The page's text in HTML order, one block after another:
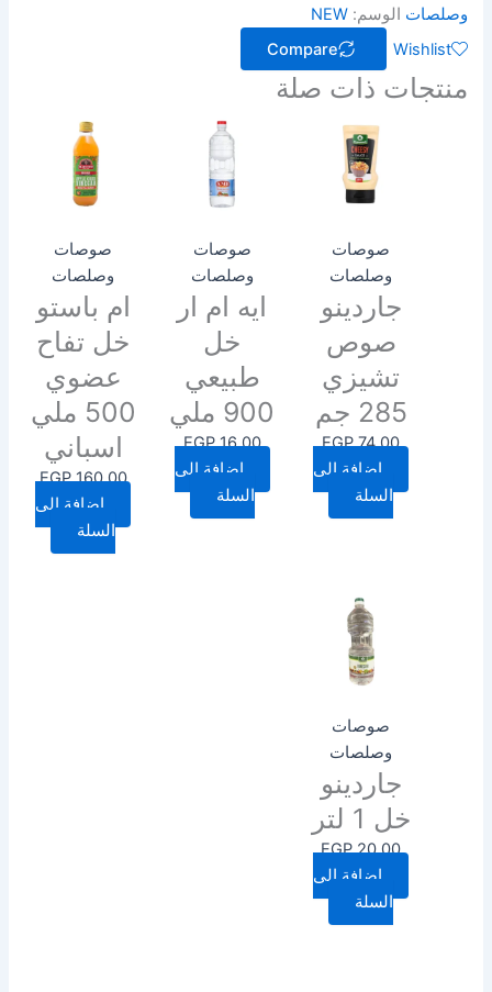
وصلصات
الوسم:NEW
Wishlist
Compare
منتجات ذات صلة
صوصات
وصلصات
جاردينو
صوص
تشيزي
285 جم
EGP74.00
إضافة إلى
السلة
صوصات
وصلصات
ايه ام ار
خل
طبيعي
900 ملي
EGP16.00
إضافة إلى
السلة
صوصات
وصلصات
ام باستو
خل تفاح
عضوي
500 ملي
اسباني
EGP160.00
إضافة إلى
السلة
صوصات
وصلصات
جاردينو
خل 1 لتر
EGP20.00
إضافة إلى
السلة